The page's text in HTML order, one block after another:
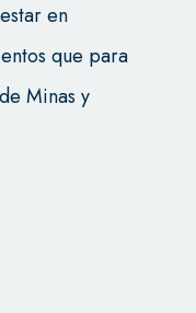
en
que para
Minas y